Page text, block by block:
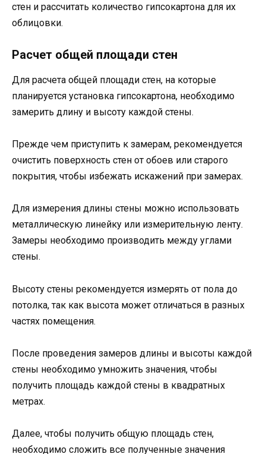
стен и рассчитать количество гипсокартона для их
облицовки.
Расчет общей площади стен
Для расчета общей площади стен, на которые
планируется установка гипсокартона, необходимо
замерить длину и высоту каждой стены.
Прежде чем приступить к замерам, рекомендуется
очистить поверхность стен от обоев или старого
покрытия, чтобы избежать искажений при замерах.
Для измерения длины стены можно использовать
металлическую линейку или измерительную ленту.
Замеры необходимо производить между углами
стены.
Высоту стены рекомендуется измерять от пола до
потолка, так как высота может отличаться в разных
частях помещения.
После проведения замеров длины и высоты каждой
стены необходимо умножить значения, чтобы
получить площадь каждой стены в квадратных
метрах.
Далее, чтобы получить общую площадь стен,
необходимо сложить все полученные значения